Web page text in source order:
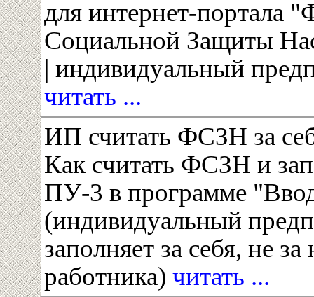
для интернет-портала
Социальной Защиты
| индивидуальный
читать ...
ИП считать ФСЗН за
Как считать ФСЗН и
ПУ-3 в программе
(индивидуальный
заполняет за себя, не
работника) читать ...